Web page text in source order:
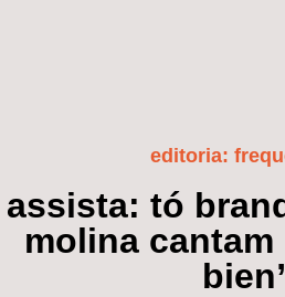
editoria:
assista: tó
molina cantam